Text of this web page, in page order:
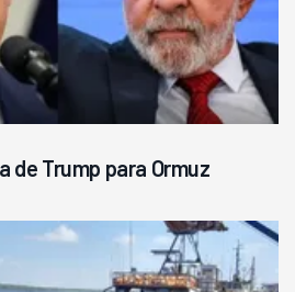
de Trump para Ormuz